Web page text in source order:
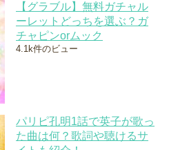
【グラブル】無料ガチャル
ーレットどっちを選ぶ？ガ
チャピンorムック
4.1k件のビュー
パリピ孔明1話で英子が歌っ
た曲は何？歌詞や聴けるサ